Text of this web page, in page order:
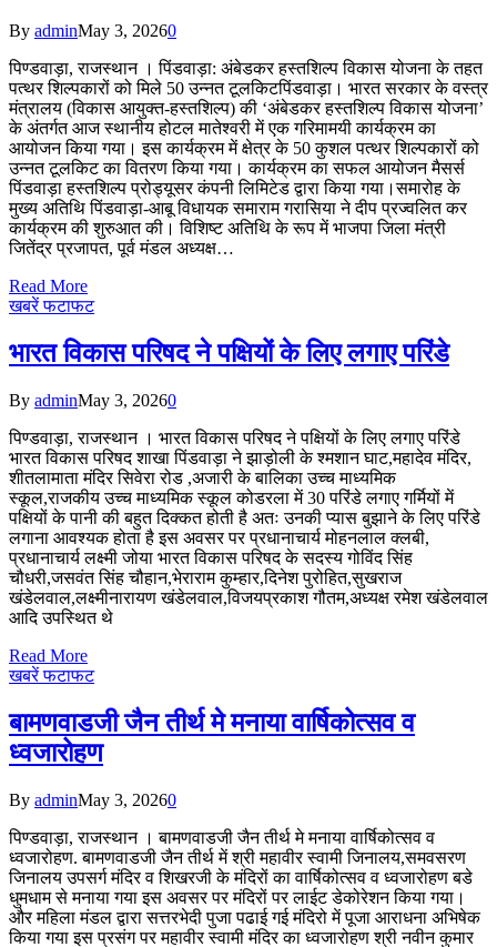
By adminMay 3, 20260
पिण्डवाड़ा, राजस्थान । ​पिंडवाड़ा: अंबेडकर हस्तशिल्प विकास योजना के तहत
पत्थर शिल्पकारों को मिले 50 उन्नत टूलकिट​पिंडवाड़ा। भारत सरकार के वस्त्र
मंत्रालय (विकास आयुक्त-हस्तशिल्प) की ‘अंबेडकर हस्तशिल्प विकास योजना’
के अंतर्गत आज स्थानीय होटल मातेश्वरी में एक गरिमामयी कार्यक्रम का
आयोजन किया गया। इस कार्यक्रम में क्षेत्र के 50 कुशल पत्थर शिल्पकारों को
उन्नत टूलकिट का वितरण किया गया। कार्यक्रम का सफल आयोजन मैसर्स
पिंडवाड़ा हस्तशिल्प प्रोड्यूसर कंपनी लिमिटेड द्वारा किया गया।​समारोह के
मुख्य अतिथि पिंडवाड़ा-आबू विधायक समाराम गरासिया ने दीप प्रज्वलित कर
कार्यक्रम की शुरुआत की। विशिष्ट अतिथि के रूप में भाजपा जिला मंत्री
जितेंद्र प्रजापत, पूर्व मंडल अध्यक्ष…
Read More
खबरें फटाफट
भारत विकास परिषद ने पक्षियों के लिए लगाए परिंडे
By adminMay 3, 20260
पिण्डवाड़ा, राजस्थान । भारत विकास परिषद ने पक्षियों के लिए लगाए परिंडे
भारत विकास परिषद शाखा पिंडवाड़ा ने झाड़ोली के श्मशान घाट,महादेव मंदिर,
शीतलामाता मंदिर सिवेरा रोड ,अजारी के बालिका उच्च माध्यमिक
स्कूल,राजकीय उच्च माध्यमिक स्कूल कोडरला में 30 परिंडे लगाए गर्मियों में
पक्षियों के पानी की बहुत दिक्कत होती है अतः उनकी प्यास बुझाने के लिए परिंडे
लगाना आवश्यक होता है इस अवसर पर प्रधानाचार्य मोहनलाल क्लबी,
प्रधानाचार्य लक्ष्मी जोया भारत विकास परिषद के सदस्य गोविंद सिंह
चौधरी,जसवंत सिंह चौहान,भेराराम कुम्हार,दिनेश पुरोहित,सुखराज
खंडेलवाल,लक्ष्मीनारायण खंडेलवाल,विजयप्रकाश गौतम,अध्यक्ष रमेश खंडेलवाल
आदि उपस्थित थे
Read More
खबरें फटाफट
बामणवाडजी जैन तीर्थ मे मनाया वार्षिकोत्सव व
ध्वजारोहण
By adminMay 3, 20260
पिण्डवाड़ा, राजस्थान । बामणवाडजी जैन तीर्थ मे मनाया वार्षिकोत्सव व
ध्वजारोहण. बामणवाडजी जैन तीर्थ में श्री महावीर स्वामी जिनालय,समवसरण
जिनालय उपसर्ग मंदिर व शिखरजी के मंदिरों का वार्षिकोत्सव व ध्वजारोहण बडे
धुमधाम से मनाया गया इस अवसर पर मंदिरों पर लाईट डेकोरेशन किया गया।
और महिला मंडल द्वारा सत्तरभेदी पुजा पढाई गई मंदिरो में पूजा आराधना अभिषेक
किया गया इस प्रसंग पर महावीर स्वामी मंदिर का ध्वजारोहण श्री नवीन कुमार